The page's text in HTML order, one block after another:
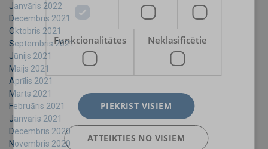
Janvāris 2022
Decembris 2021
Oktobris 2021
Septembris 2021
Jūnijs 2021
Maijs 2021
Aprīlis 2021
Marts 2021
Februāris 2021
Janvāris 2021
Decembris 2020
Novembris 2020
Funkcionalitātes Neklasificētie
PIEKRIST VISIEM
ATTEIKTIES NO VISIEM